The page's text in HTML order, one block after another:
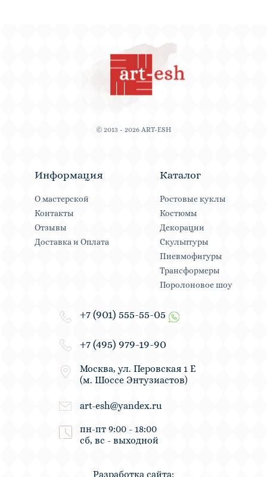
© 2013 - 2026 ART-ESH
Информация
О мастерской
Контакты
Отзывы
Доставка и Оплата
Каталог
Ростовые куклы
Костюмы
Декорации
Скульптуры
Пневмофигуры
Трансформеры
Поролоновое шоу
+7 (901) 555-55-05
+7 (495) 979-19-90
Москва, ул. Перовская 1 Е
(м. Шоссе Энтузиастов)
art-esh@yandex.ru
пн-пт 9:00 - 18:00
сб, вс - выходной
Разработка сайта: